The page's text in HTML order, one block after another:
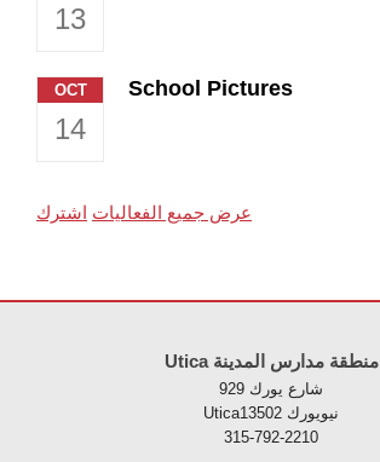
13
OCT
14
School Pictures
عرض جميع الفعاليات اشترك
Utica منطقة مدارس المدينة
929 شارع يورك
Uticaنيويورك 13502
315-792-2210